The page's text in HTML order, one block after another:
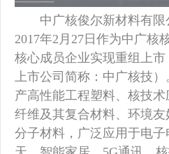
俊尔公司开展“热血传递 为生
中广核俊尔新材料有限
2017年2月27日作为中广核
核心成员企业实现重组上市
上市公司简称：中广核技
产高性能工程塑料、核技
纤维及其复合材料、环境
分子材料，广泛应用于电